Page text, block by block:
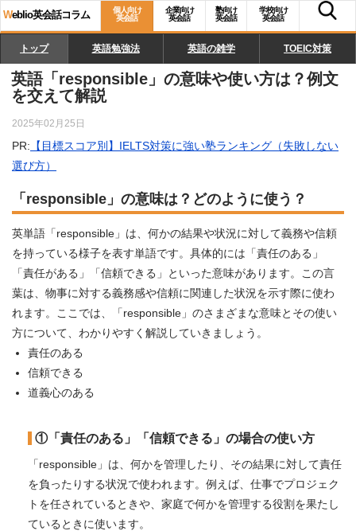
Weblio英会話コラム
個人向け
英会話
企業向け
英会話
塾向け
英会話
学校向け
英会話
トップ 英語勉強法 英語の雑学 TOEIC対策
英語「responsible」の意味や使い方は？例文
を交えて解説
2025年02月25日
PR: 【目標スコア別】IELTS対策に強い塾ランキング（失敗しない
選び方）
「responsible」の意味は？どのように使う？
英単語「responsible」は、何かの結果や状況に対して義務や信頼
を持っている様子を表す単語です。具体的には「責任のある」
「責任がある」「信頼できる」といった意味があります。この言
葉は、物事に対する義務感や信頼に関連した状況を示す際に使わ
れます。ここでは、「responsible」のさまざまな意味とその使い
方について、わかりやすく解説していきましょう。
責任のある
信頼できる
道義心のある
①「責任のある」「信頼できる」の場合の使い方
「responsible」は、何かを管理したり、その結果に対して責任
を負ったりする状況で使われます。例えば、仕事でプロジェク
トを任されているときや、家庭で何かを管理する役割を果たし
ているときに使います。